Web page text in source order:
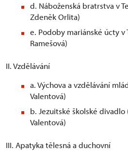
d. Náboženská bratrstva v
Zdeněk Orlita)
e. Podoby mariánské úcty v
Ramešová)
II. Vzdělávání
a. Výchova a vzdělávání
Valentová)
b. Jezuitské školské divadlo
Valentová)
III. Apatyka tělesná a duchovní